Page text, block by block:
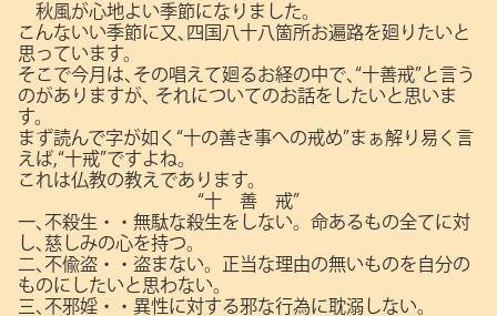
秋風が心地よい季節になりました。
こんないい季節に又､四国八十八箇所お遍路を廻りたいと
思っています。
そこで今月は､その唱えて廻るお経の中で､“十善戒”と言う
のがありますが､
それについてのお話をしたいと思いま
す。
まず読んで字が如く“十の善き事への戒め”まぁ解り易く言
えば,“十戒”ですよね。
これは仏教の教えであります。
“十 善 戒”
一､不殺生・・無駄な殺生をしない。命あるもの全てに対
し､慈しみの心を持つ。
二､不偸盗・・盗まない。正当な理由の無いものを自分の
ものにしたいと思わない。
三､不邪婬・・異性に対する邪な行為に耽溺しない。